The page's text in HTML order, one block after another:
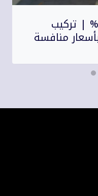
مظلات الرياض بخصم 30% | تركيب
منافسة